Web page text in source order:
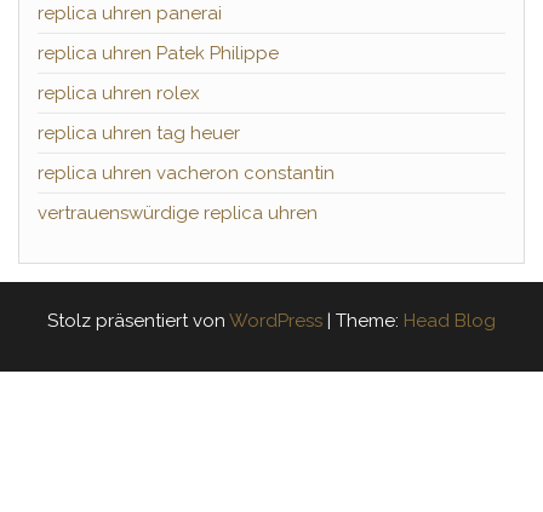
replica uhren panerai
replica uhren Patek Philippe
replica uhren rolex
replica uhren tag heuer
replica uhren vacheron constantin
vertrauenswürdige replica uhren
Stolz präsentiert von WordPress | Theme: Head Blog